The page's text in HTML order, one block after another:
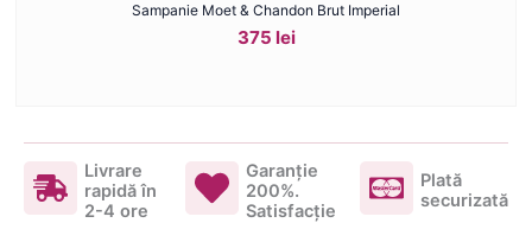
Sampanie Moet & Chandon Brut Imperial
375 lei
Livrare
rapidă în
2-4 ore
Garanţie
200%.
Satisfacţie
Plată
securizată